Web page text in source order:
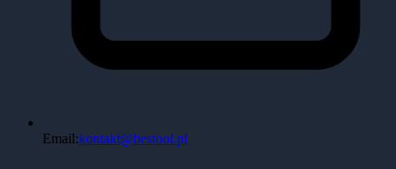
Email:kontakt@bestool.pl